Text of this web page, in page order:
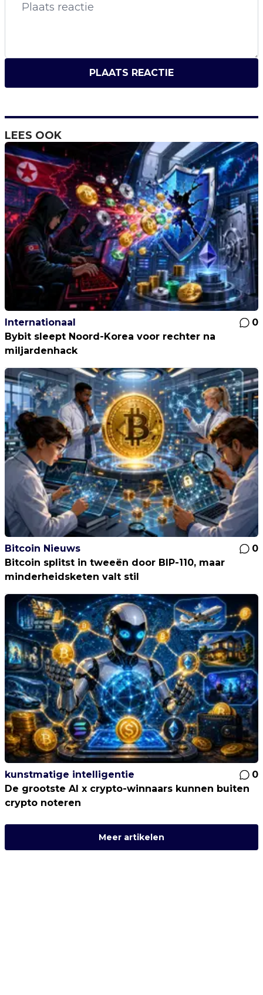
PLAATS REACTIE
LEES OOK
Internationaal
0
Bybit sleept Noord-Korea voor rechter na
miljardenhack
Bitcoin Nieuws
0
Bitcoin splitst in tweeën door BIP-110, maar
minderheidsketen valt stil
kunstmatige intelligentie
0
De grootste AI x crypto-winnaars kunnen buiten
crypto noteren
Meer artikelen